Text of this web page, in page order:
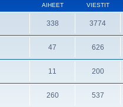
AIHEET VIESTIT
338 3774
47 626
11 200
260 537